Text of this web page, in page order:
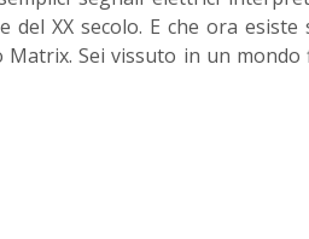
XX secolo. E che ora esiste
Sei vissuto in un mondo